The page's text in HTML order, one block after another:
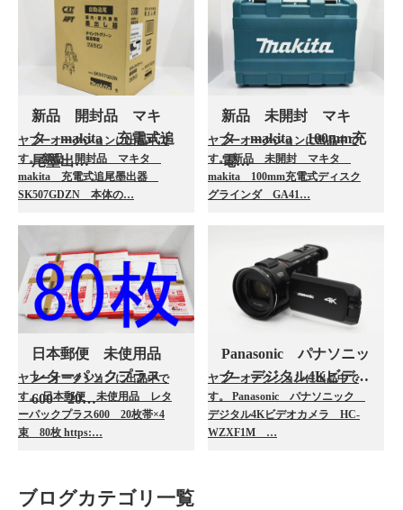
新品 開封品 マキ
タ makita 充電式追
尾墨出…
ヤフーオークションに出品中で
す。 新品 開封品 マキタ
makita 充電式追尾墨出器
SK507GDZN 本体の…
新品 未開封 マキ
タ makita 100mm充
電…
ヤフーオークションに出品中で
す。 新品 未開封 マキタ
makita 100mm充電式ディスク
グラインダ GA41…
日本郵便 未使用品
レターパックプラス
600 20…
ヤフーオークションに出品中で
す。 日本郵便 未使用品 レタ
ーパックプラス600 20枚帯×4
束 80枚 https:…
Panasonic パナソニッ
ク デジタル4Kビデ…
ヤフーオークションに出品中で
す。 Panasonic パナソニック
デジタル4Kビデオカメラ HC-
WZXF1M …
ブログカテゴリ一覧